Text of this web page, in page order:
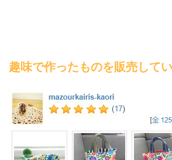
趣味で作ったものを販売して